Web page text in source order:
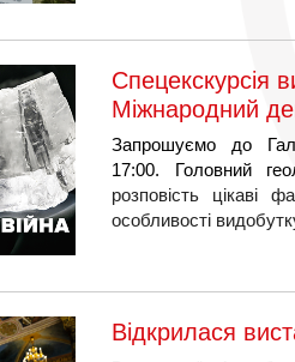
Спецекскурсія
Міжнародний
Запрошуємо до
17:00.
Головний
розповість цікаві
особливості
Відкрилася